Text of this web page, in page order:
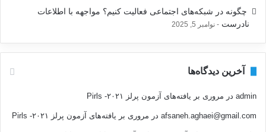
‍ چگونه در شبکه‌های اجتماعی فعالیت کنیم؟ مواجهه با اطلاعات
نادرست
نوامبر 5, 2025
آخرین دیدگاه‌ها
admin در مروری بر یافته‌های آزمون پرلز ۲۰۲۱- Pirls
afsaneh.aghaei@gmail.com در مروری بر یافته‌های آزمون پرلز ۲۰۲۱- Pirls